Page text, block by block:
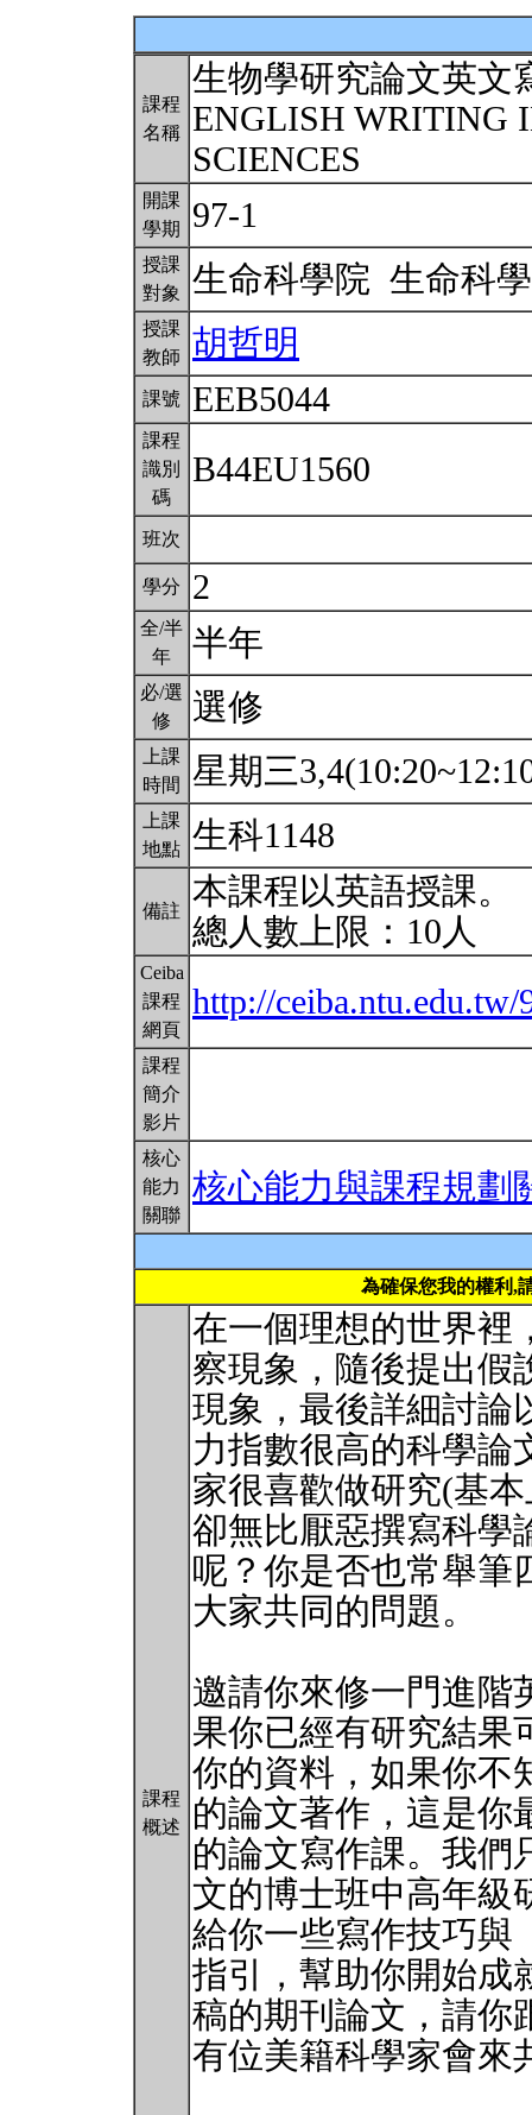
課程
名稱
生物學研究論文英文
ENGLISH WRITING
SCIENCES
開課
學期
97-1
授課
對象
生命科學院 生命科
授課
教師
胡哲明
課號 EEB5044
課程
識別
碼
B44EU1560
班次
學分 2
全/半
年
半年
必/選
修
選修
上課
時間
星期三
上課
地點 生科1148
備註
本課程以英語授課。
總人數上限：10人
Ceiba
課程
網頁
http://ceiba.ntu.edu.tw/
課程
簡介
影片
核心
能力
關聯
核心能力與課程規劃
為確保您我的權利,
課程
概述
在一個理想的世界裡
察現象，隨後提出假
現象，最後詳細討論
力指數很高的科學論
家很喜歡做研究(基
卻無比厭惡撰寫科學
呢？你是否也常舉筆
大家共同的問題。
邀請你來修一門進階
果你已經有研究結果
你的資料，如果你不
的論文著作，這是你
的論文寫作課。我們
文的博士班中高年級
給你一些寫作技巧與
指引，幫助你開始成
稿的期刊論文，請你
有位美籍科學家會來